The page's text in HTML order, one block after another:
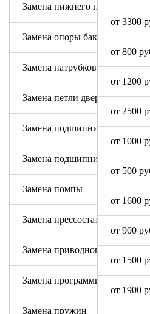
от 3300
от 800
от 1200
от 2500
от 1000
от 500
от 1600
от 900
от 1500
от 1900
Замена нижнего противовеса
Замена опоры бака
Замена патрубков (сливных,
Замена петли дверцы
Замена подшипника
Замена подшипникового узла
Замена помпы
Замена прессостата (датчика
Замена приводного ремня
Замена программируемого
Замена пружин